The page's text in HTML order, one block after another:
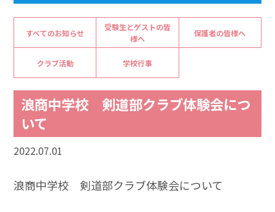
すべてのお知らせ
受験生とゲストの皆
様へ
保護者の皆様へ
クラブ活動 学校行事
浪商中学校 剣道部クラブ体験会につ
いて
2022.07.01
浪商中学校 剣道部クラブ体験会について